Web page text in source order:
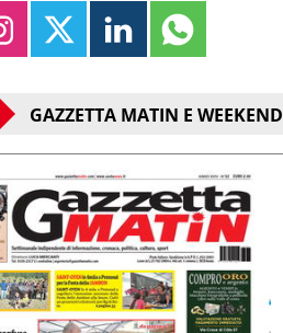
GAZZETTA MATIN E WEEKEND